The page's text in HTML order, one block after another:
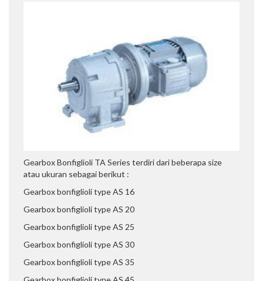
Gearbox Bonfiglioli TA Series terdiri dari beberapa size
atau ukuran sebagai berikut :
Gearbox bonfiglioli type AS 16
Gearbox bonfiglioli type AS 20
Gearbox bonfiglioli type AS 25
Gearbox bonfiglioli type AS 30
Gearbox bonfiglioli type AS 35